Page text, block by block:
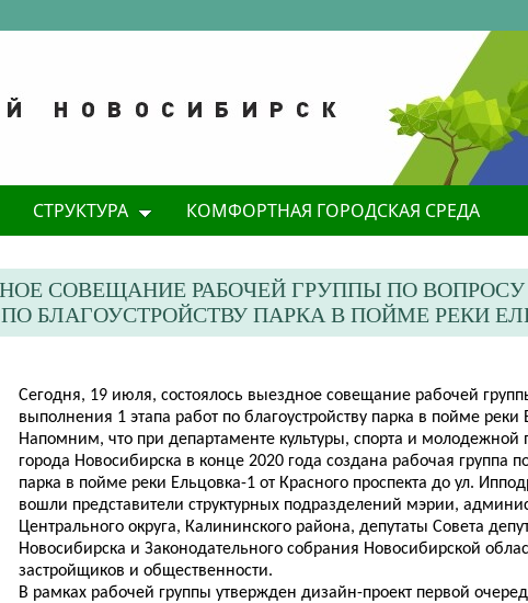
СТРУКТУРА КОМФОРТНАЯ ГОРОДСКАЯ СРЕДА
СОВЕЩАНИЕ РАБОЧЕЙ ГРУППЫ ПО ВОПРОСУ
БЛАГОУСТРОЙСТВУ ПАРКА В ПОЙМЕ РЕКИ
Сегодня, 19 июля, состоялось выездное совещание рабочей
выполнения 1 этапа работ по благоустройству парка в пойме реки
Напомним, что при департаменте культуры, спорта и молодежной
города Новосибирска в конце 2020 года создана рабочая группа
парка в пойме реки Ельцовка-1 от Красного проспекта до ул.
вошли представители структурных подразделений мэрии,
Центрального округа, Калининского района, депутаты Совета
Новосибирска и Законодательного собрания Новосибирской
застройщиков и общественности.
В рамках рабочей группы утвержден дизайн-проект первой